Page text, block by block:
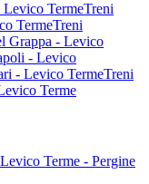
TermeTreni
TermeTreni
Grappa - Levico
- Levico
- Levico TermeTreni
Terme
Terme - Pergine